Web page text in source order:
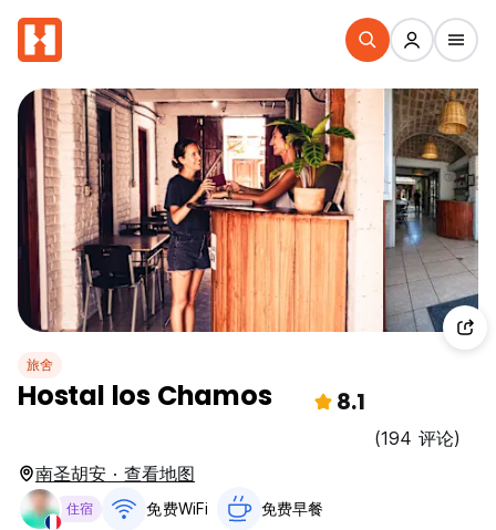
旅舍
Hostal los Chamos 8.1
(194 评论)
南圣胡安 · 查看地图
住宿 免费WiFi 免费早餐‎